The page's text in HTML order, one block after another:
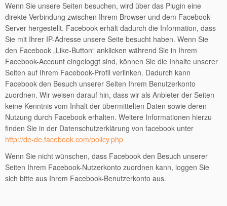
Wenn Sie unsere Seiten besuchen, wird über das Plugin eine
direkte Verbindung zwischen Ihrem Browser und dem Facebook-
Server hergestellt. Facebook erhält dadurch die Information, dass
Sie mit Ihrer IP-Adresse unsere Seite besucht haben. Wenn Sie
den Facebook „Like-Button“ anklicken während Sie in Ihrem
Facebook-Account eingeloggt sind, können Sie die Inhalte unserer
Seiten auf Ihrem Facebook-Profil verlinken. Dadurch kann
Facebook den Besuch unserer Seiten Ihrem Benutzerkonto
zuordnen. Wir weisen darauf hin, dass wir als Anbieter der Seiten
keine Kenntnis vom Inhalt der übermittelten Daten sowie deren
Nutzung durch Facebook erhalten. Weitere Informationen hierzu
finden Sie in der Datenschutzerklärung von facebook unter
http://de-de.facebook.com/policy.php
Wenn Sie nicht wünschen, dass Facebook den Besuch unserer
Seiten Ihrem Facebook-Nutzerkonto zuordnen kann, loggen Sie
sich bitte aus Ihrem Facebook-Benutzerkonto aus.